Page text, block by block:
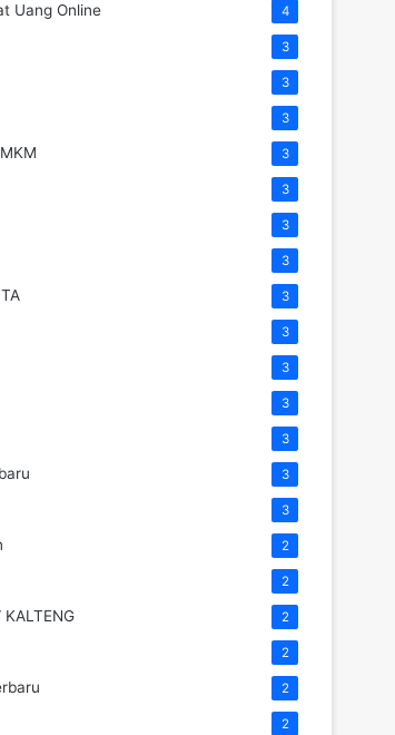
Uang Online 4
3
3
3
3
3
3
3
3
3
3
3
3
3
3
2
2
KALTENG 2
2
2
2